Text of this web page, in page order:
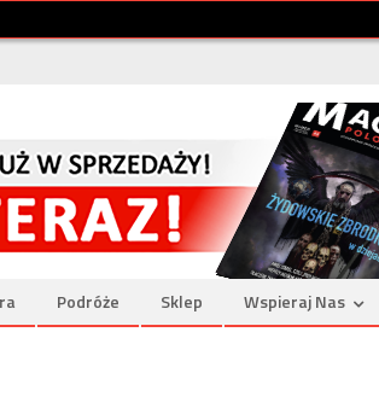
Podróże Sklep Wspieraj Nas